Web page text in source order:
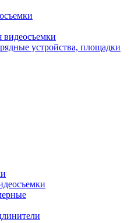
видеосъемки
устройства, площадки